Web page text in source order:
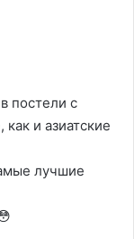
постели с
и азиатские
лучшие